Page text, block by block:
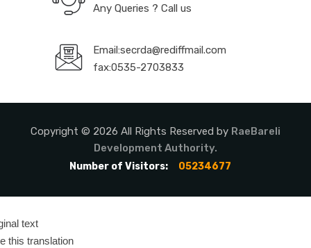
Any Queries ? Call us
Email:secrda@rediffmail.com
fax:0535-2703833
Copyright © 2026 All Rights Reserved by RaeBareli
Development Authority.
Number of Visitors: 05234677
text
this translation